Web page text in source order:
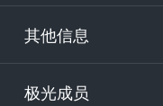
其他信息
极光成员